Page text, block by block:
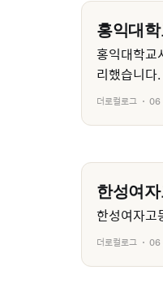
홍익대
홍익대학교
리했습니다.
더로컬로그 06
한성여
한성여자고
더로컬로그 06